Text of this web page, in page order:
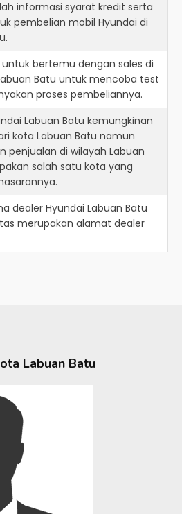
informasi syarat kredit serta
pembelian mobil Hyundai di
bertemu dengan sales di
Batu untuk mencoba test
proses pembeliannya.
Labuan Batu kemungkinan
kota Labuan Batu namun
penjualan di wilayah Labuan
salah satu kota yang
dealer Hyundai Labuan Batu
merupakan alamat dealer
Labuan Batu